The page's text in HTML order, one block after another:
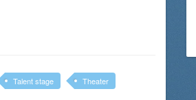
Talent stage
Theater